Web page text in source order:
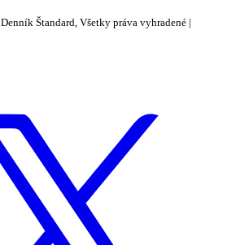
Denník Štandard, Všetky práva vyhradené |